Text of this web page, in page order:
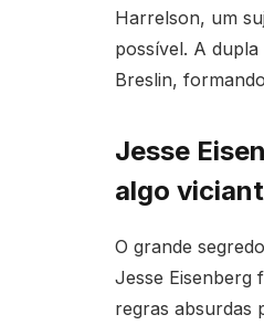
Harrelson, um
possível. A
Breslin,
Jesse
algo
O grande
Jesse Eisenberg
regras absurdas